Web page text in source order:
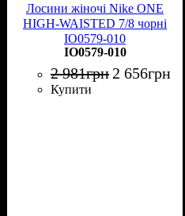
Лосини жіночі Nike ONE
HIGH-WAISTED 7/8 чорні
IO0579-010
IO0579-010
2 981грн 2 656грн
Купити